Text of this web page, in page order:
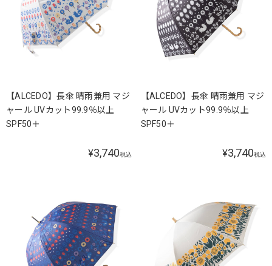
【ALCEDO】長傘 晴雨兼用 マジ
ャール UVカット99.9％以上
SPF50＋
¥3,740税込
【ALCEDO】長傘 晴雨兼用 マジ
ャール UVカット99.9％以上
SPF50＋
¥3,740税込